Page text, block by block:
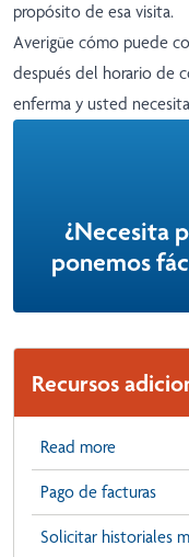
propósito de esa visita.
Averigüe cómo puede
después del horario de
enferma y usted
¿Necesita
ponemos
Recursos
Read more
Pago de facturas
Solicitar historiales